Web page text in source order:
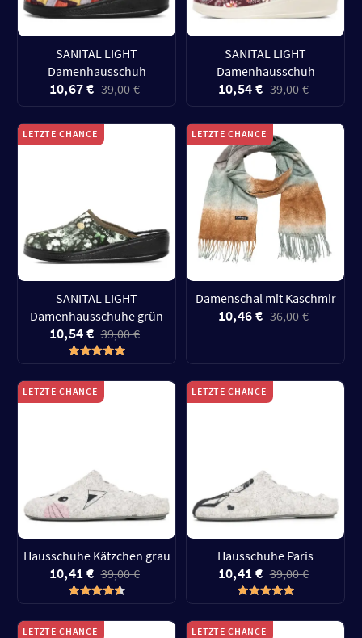
SANITAL LIGHT
Damenhausschuh
10,67 € 39,00 €
SANITAL LIGHT
Damenhausschuh
10,54 € 39,00 €
LETZTE CHANCE
SANITAL LIGHT
Damenhausschuhe grün
10,54 € 39,00 €
LETZTE CHANCE
Damenschal mit Kaschmir
10,46 € 36,00 €
LETZTE CHANCE
Hausschuhe Kätzchen grau
10,41 € 39,00 €
LETZTE CHANCE
Hausschuhe Paris
10,41 € 39,00 €
LETZTE CHANCE LETZTE CHANCE